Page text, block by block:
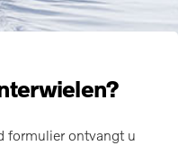
formulier ontvangt u